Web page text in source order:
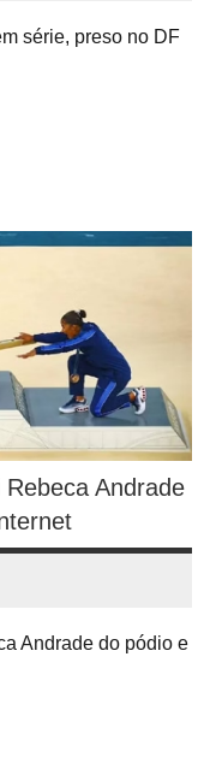
série, preso no DF
Andrade
Andrade do pódio e